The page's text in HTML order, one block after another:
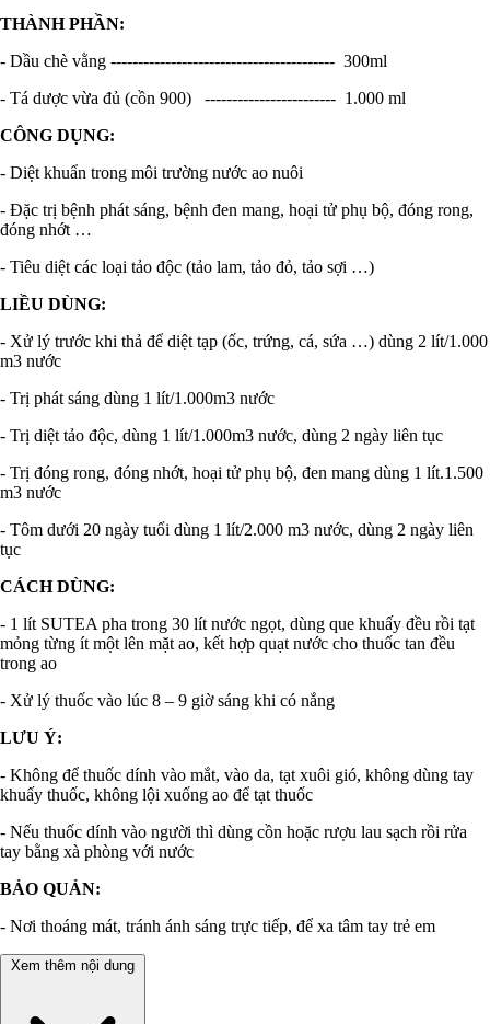
THÀNH PHẦN:
- Dầu chè vằng ----------------------------------------- 300ml
- Tá dược vừa đủ (cồn 900) ------------------------ 1.000 ml
CÔNG DỤNG:
- Diệt khuẩn trong môi trường nước ao nuôi
- Đặc trị bệnh phát sáng, bệnh đen mang, hoại tử phụ bộ, đóng rong,
đóng nhớt …
- Tiêu diệt các loại tảo độc (tảo lam, tảo đỏ, tảo sợi …)
LIỀU DÙNG:
- Xử lý trước khi thả để diệt tạp (ốc, trứng, cá, sứa …) dùng 2 lít/1.000
m3 nước
- Trị phát sáng dùng 1 lít/1.000m3 nước
- Trị diệt tảo độc, dùng 1 lít/1.000m3 nước, dùng 2 ngày liên tục
- Trị đóng rong, đóng nhớt, hoại tử phụ bộ, đen mang dùng 1 lít.1.500
m3 nước
- Tôm dưới 20 ngày tuổi dùng 1 lít/2.000 m3 nước, dùng 2 ngày liên
tục
CÁCH DÙNG:
- 1 lít SUTEA pha trong 30 lít nước ngọt, dùng que khuấy đều rồi tạt
mỏng từng ít một lên mặt ao, kết hợp quạt nước cho thuốc tan đều
trong ao
- Xử lý thuốc vào lúc 8 – 9 giờ sáng khi có nắng
LƯU Ý:
- Không để thuốc dính vào mắt, vào da, tạt xuôi gió, không dùng tay
khuấy thuốc, không lội xuống ao để tạt thuốc
- Nếu thuốc dính vào người thì dùng cồn hoặc rượu lau sạch rồi rửa
tay bằng xà phòng với nước
BẢO QUẢN:
- Nơi thoáng mát, tránh ánh sáng trực tiếp, để xa tâm tay trẻ em
Xem thêm nội dung